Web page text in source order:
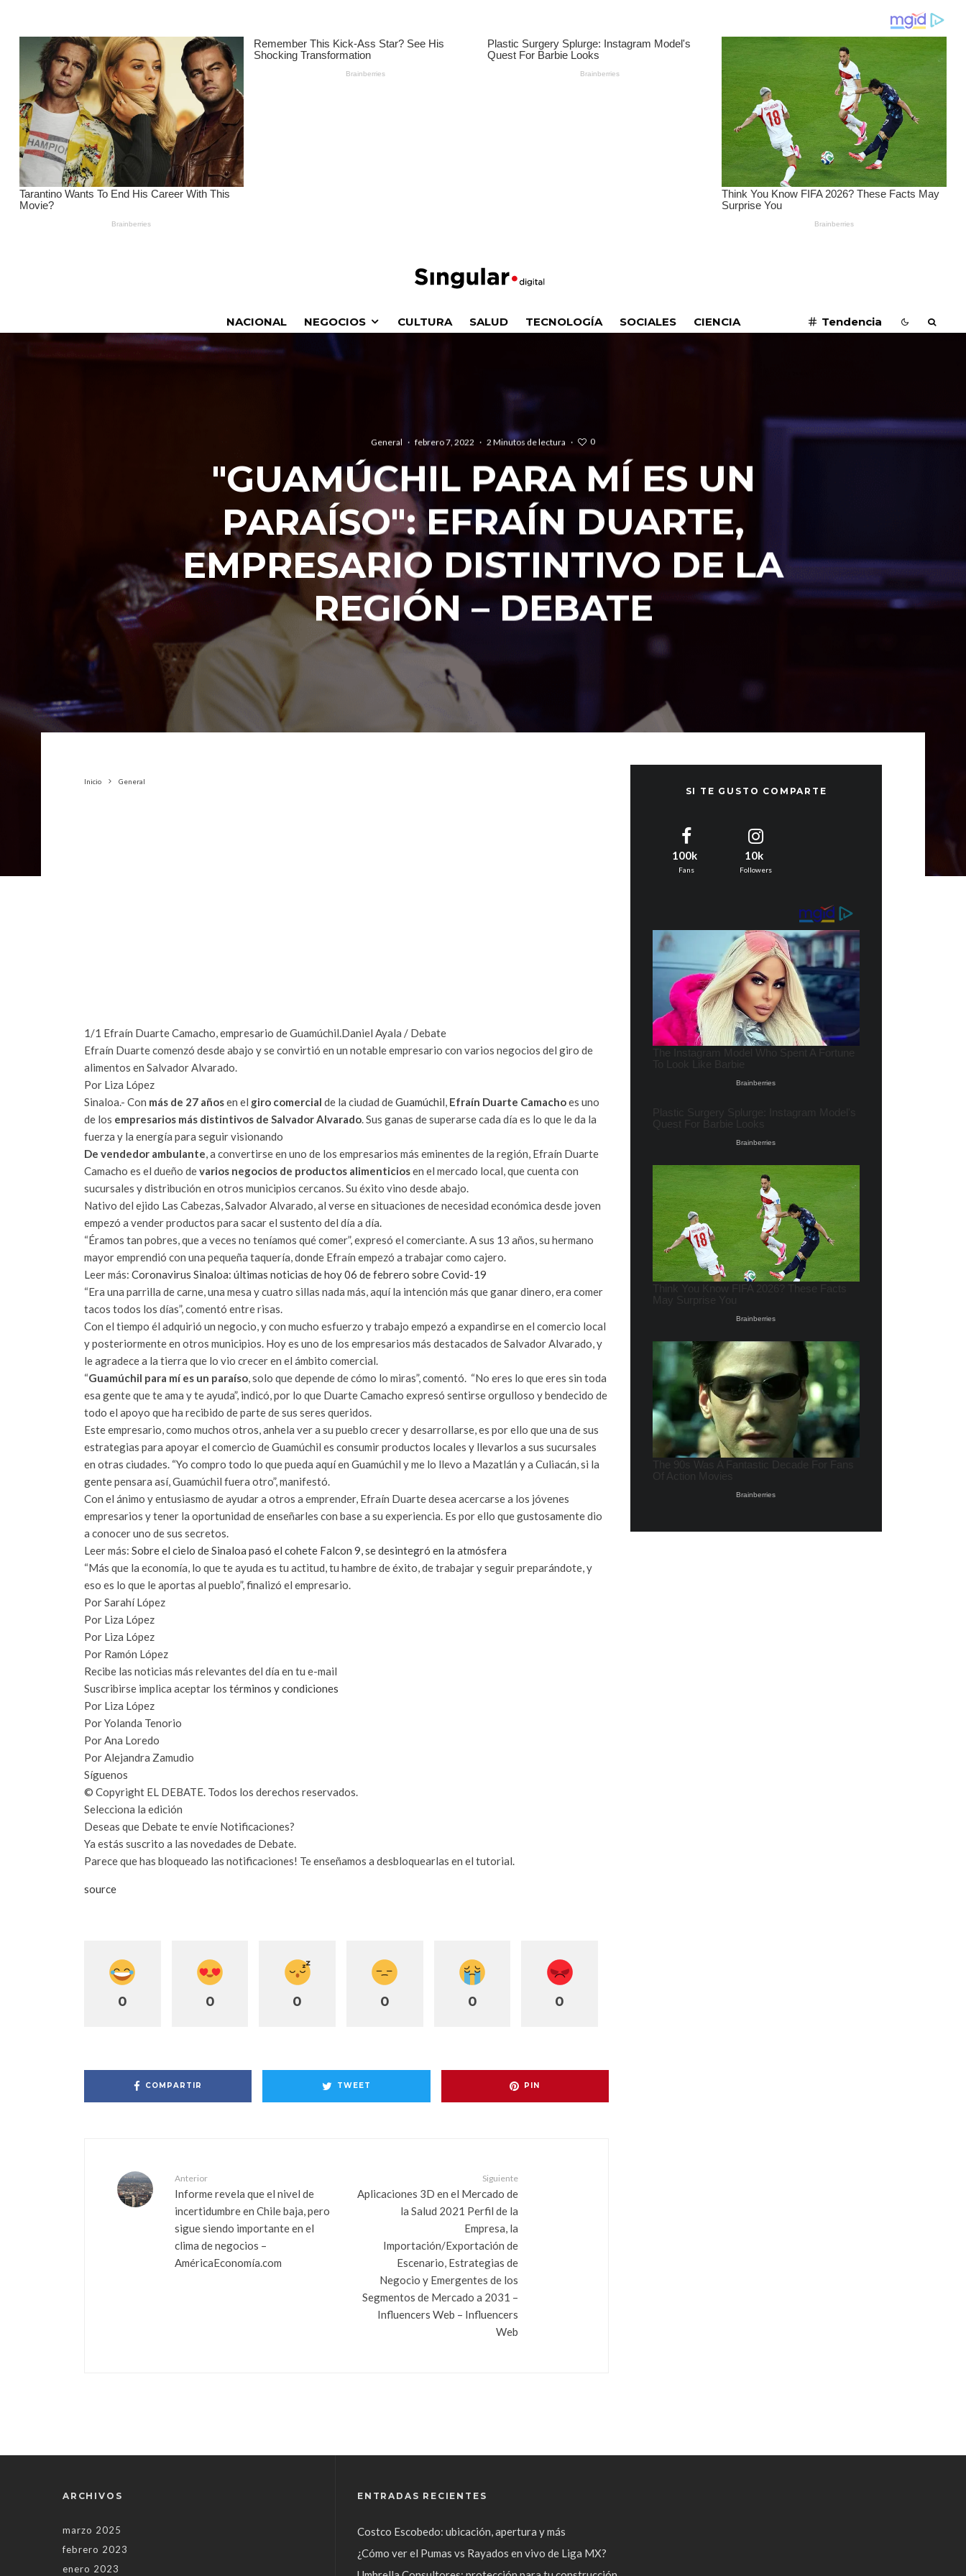
NACIONAL NEGOCIOS CULTURA SALUD TECNOLOGÍA SOCIALES CIENCIA Tendencia
General · febrero 7, 2022 · 2 Minutos de lectura · 0
"GUAMÚCHIL PARA MÍ ES UN
PARAÍSO": EFRAÍN DUARTE,
EMPRESARIO DISTINTIVO DE LA
REGIÓN – DEBATE
Inicio General
1/1 Efraín Duarte Camacho, empresario de Guamúchil.Daniel Ayala / Debate
Efraín Duarte comenzó desde abajo y se convirtió en un notable empresario con varios negocios del giro de
alimentos en Salvador Alvarado.
Por Liza López
Sinaloa.- Con más de 27 añosen el giro comercial de la ciudad deGuamúchil, Efraín Duarte Camachoes uno
de los empresarios más distintivos de Salvador Alvarado. Sus ganas de superarse cada día es lo que le da la
fuerza y la energía para seguir visionando
De vendedor ambulante, a convertirse en uno de los empresarios más eminentes de la región, Efraín Duarte
Camacho es el dueño devarios negocios de productos alimenticiosen el mercado local, que cuenta con
sucursales y distribución en otros municipios cercanos. Su éxito vino desde abajo.
Nativo del ejido Las Cabezas, Salvador Alvarado, al verse en situaciones de necesidad económica desde joven
empezó a vender productos para sacar el sustento del día a día.
“Éramos tan pobres, que a veces no teníamos qué comer”, expresó el comerciante. A sus 13 años, su hermano
mayor emprendió con una pequeña taquería, donde Efraín empezó a trabajar como cajero.
Leer más: Coronavirus Sinaloa: últimas noticias de hoy 06 de febrero sobre Covid-19
“Era una parrilla de carne, una mesa y cuatro sillas nada más, aquí la intención más que ganar dinero, era comer
tacos todos los días”, comentó entre risas.
Con el tiempo él adquirió un negocio, y con mucho esfuerzo y trabajo empezó a expandirse en el comercio local
y posteriormente en otros municipios. Hoy es uno de los empresarios más destacados de Salvador Alvarado, y
le agradece a la tierra que lo vio crecer en el ámbito comercial.
“Guamúchil para mí es un paraíso, solo que depende de cómo lo miras”, comentó. “No eres lo que eres sin toda
esa gente que te ama y te ayuda”, indicó, por lo que Duarte Camacho expresó sentirse orgulloso y bendecido de
todo el apoyo que ha recibido de parte de sus seres queridos.
Este empresario, como muchos otros, anhela ver a su pueblo crecer y desarrollarse, es por ello que una de sus
estrategias para apoyar el comercio de Guamúchil es consumir productos locales y llevarlos a sus sucursales
en otras ciudades. “Yo compro todo lo que pueda aquí en Guamúchil y me lo llevo a Mazatlán y a Culiacán, si la
gente pensara así, Guamúchil fuera otro”, manifestó.
Con el ánimo y entusiasmo de ayudar a otros a emprender, Efraín Duarte desea acercarse a los jóvenes
empresarios y tener la oportunidad de enseñarles con base a su experiencia. Es por ello que gustosamente dio
a conocer uno de sus secretos.
Leer más: Sobre el cielo de Sinaloa pasó el cohete Falcon 9, se desintegró en la atmósfera
“Más que la economía, lo que te ayuda es tu actitud, tu hambre de éxito, de trabajar y seguir preparándote, y
eso es lo que le aportas al pueblo”, finalizó el empresario.
PorSarahí López
Por Liza López
Por Liza López
Por Ramón López
Recibe las noticias más relevantes del día en tu e-mail
Suscribirse implica aceptar los términos y condiciones
Por Liza López
PorYolanda Tenorio
PorAna Loredo
PorAlejandra Zamudio
Síguenos
© Copyright EL DEBATE. Todos los derechos reservados.
Selecciona la edición
Deseas que Debate te envíe Notificaciones?
Ya estás suscrito a las novedades de Debate.
Parece que has bloqueado las notificaciones! Te enseñamos a desbloquearlas en el tutorial.
source
0 0 0 0 0 0
COMPARTIR TWEET PIN
Anterior
Informe revela que el nivel de
incertidumbre en Chile baja, pero
sigue siendo importante en el
clima de negocios –
AméricaEconomía.com
Siguiente
Aplicaciones 3D en el Mercado de
la Salud 2021 Perfil de la
Empresa, la
Importación/Exportación de
Escenario, Estrategias de
Negocio y Emergentes de los
Segmentos de Mercado a 2031 –
Influencers Web – Influencers
Web
SI TE GUSTO COMPARTE
100k
Fans
10k
Followers
ARCHIVOS
marzo 2025
febrero 2023
enero 2023
ENTRADAS RECIENTES
Costco Escobedo: ubicación, apertura y más
¿Cómo ver el Pumas vs Rayados en vivo de Liga MX?